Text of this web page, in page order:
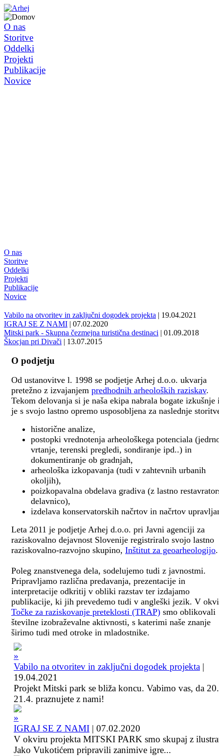
O nas
Storitve
Oddelki
Projekti
Publikacije
Novice
O nas
Storitve
Oddelki
Projekti
Publikacije
Novice
Vabilo na otvoritev in zaključni dogodek projekta | 19.04.2021
IGRAJ SE Z NAMI | 07.02.2020
Mitski park - Skupna čezmejna turistična destinaci | 01.09.2018
Škocjan pri Divači | 13.07.2015
O podjetju
Od ustanovitve l. 1998 se podjetje Arhej d.o.o. ukvarja
pretežno z izvajanjem predhodnih arheoloških raziskav.
Tekom delovanja si je naša ekipa nabrala bogate izkušnje
je s svojo lastno opremo usposobljena za naslednje
historične analize,
postopki vrednotenja arheološkega potenciala
vrtanje, terenski pregledi, sondiranje ipd..) in
dokumentiranje ob gradnjah,
arheološka izkopavanja (tudi v zahtevnih urbanih
okoljih),
poizkopavalna obdelava gradiva (z lastno
delavnico),
izdelava konservatorskih načrtov in načrtov
Leta 2011 je podjetje Arhej d.o.o. pri Javni agenciji za
raziskovalno dejavnost Slovenije registriralo svojo lastno
raziskovalno-razvojno skupino, Inštitut za geoarheologijo.
Poleg znanstvenega dela, sodelujemo tudi z javnostmi.
Pripravljamo različna predavanja, prezentacije in
interpretacije odkritij v obliki razstav ter izdajamo
publikacije, ki jih prevedemo tudi v angleški jezik. V
Točke za raziskovanje preteklosti (TRAP) smo oblikovali
številne izobraževalne aktivnosti, s katerimi naše znanje
širimo tudi med otroke in mladostnike.
Vabilo na otvoritev in zaključni dogodek projekta |
19.04.2021
Projekt Mitski park se bliža koncu. Vabimo vas, da
21.4. praznujete z nami!
IGRAJ SE Z NAMI | 07.02.2020
V okviru projekta MITSKI PARK smo skupaj z
Jako Vukotićem pripravili zanimive igre...